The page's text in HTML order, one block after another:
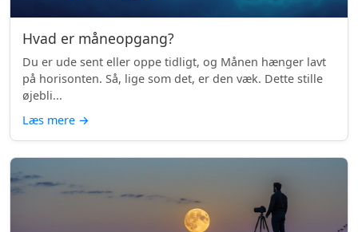
Hvad er måneopgang?
Du er ude sent eller oppe tidligt, og Månen hænger lavt
på horisonten. Så, lige som det, er den væk. Dette stille
øjebli...
Læs mere →